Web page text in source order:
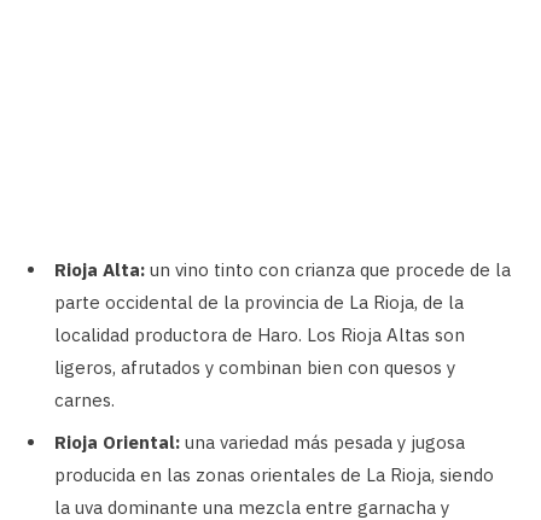
Rioja Alta: un vino tinto con crianza que procede de la
parte occidental de la provincia de La Rioja, de la
localidad productora de Haro. Los Rioja Altas son
ligeros, afrutados y combinan bien con quesos y
carnes.
Rioja Oriental: una variedad más pesada y jugosa
producida en las zonas orientales de La Rioja, siendo
la uva dominante una mezcla entre garnacha y